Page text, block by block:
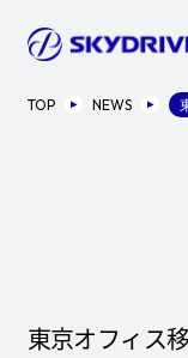
TOP NEWS
東京オフィス